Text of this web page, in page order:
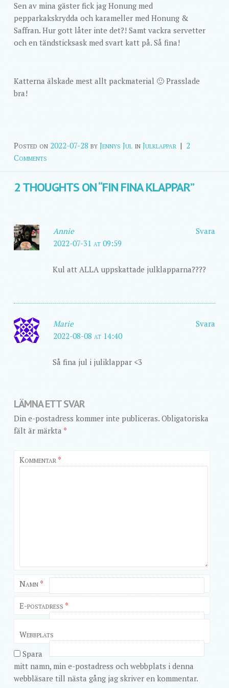
Sen av mina gäster fick jag Honung med
pepparkakskrydda och karameller med Honung &
Saffran. Hur gott låter inte det?! Samt vackra servetter
och en tändsticksask med svart katt på. Så fina!
Katterna älskade mest allt packmaterial 🙂 Prasslade
bra!
Posted on 2022-07-28 by Jennys Jul in Julklappar | 2
Comments
2 THOUGHTS ON “FIN FINA KLAPPAR”
Svara
Annie
2022-07-31 at 09:59
Kul att ALLA uppskattade julklapparna????
Svara
Marie
2022-08-08 at 14:40
Så fina jul i juliklappar <3
LÄMNA ETT SVAR
Din e-postadress kommer inte publiceras. Obligatoriska
fält är märkta *
Kommentar *
Namn *
E-postadress *
Webbplats
Spara
mitt namn, min e-postadress och webbplats i denna
webbläsare till nästa gång jag skriver en kommentar.